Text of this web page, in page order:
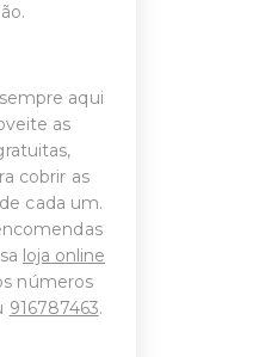
aqui
as
cobrir as
cada um.
loja online
números
916787463.